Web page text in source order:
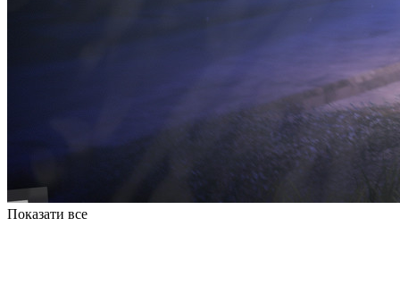
Показати все